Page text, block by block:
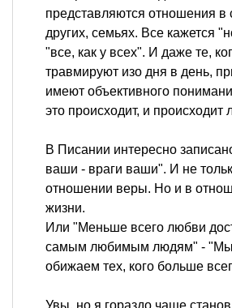
представляются отношения в
других, семьях. Все кажется
"все, как у всех". И даже те,
травмируют изо дня в день,
имеют объективного
это происходит, и происходит
В Писании интересно
ваши - враги ваши". И не
отношении веры. Но и в
жизни.
Или "Меньше всего любви
самым любимым людям" -
обижаем тех, кого больше
Увы, но я гораздо чаще